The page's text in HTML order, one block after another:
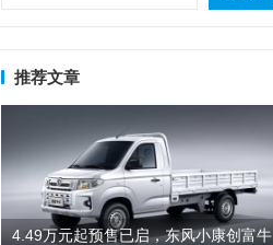
推荐文章
4.49万元起预售已启，东风小康创富牛